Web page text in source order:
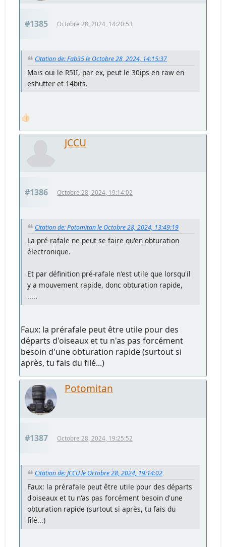
#1385 Octobre 28, 2024, 14:20:53
Citation de: Fab35 le Octobre 28, 2024, 14:15:37
Mais oui le R5II, par ex, peut le 30ips en raw en
eshutter et 14bits.
👍🏻
JCCU
#1386 Octobre 28, 2024, 19:14:02
Citation de: Potomitan le Octobre 28, 2024, 13:49:19
La pré-rafale ne peut se faire qu'en obturation
électronique.
Et par définition pré-rafale n'est utile que lorsqu'il
y a mouvement rapide, donc obturation rapide,
.....
Faux: la prérafale peut être utile pour des
départs d'oiseaux et tu n'as pas forcément
besoin d'une obturation rapide (surtout si
après, tu fais du filé...)
Potomitan
#1387 Octobre 28, 2024, 19:25:52
Citation de: JCCU le Octobre 28, 2024, 19:14:02
Faux: la prérafale peut être utile pour des départs
d'oiseaux et tu n'as pas forcément besoin d'une
obturation rapide (surtout si après, tu fais du
filé...)